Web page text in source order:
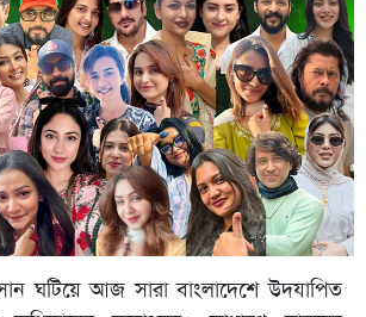
ঘটিয়ে আজ সারা বাংলাদেশে উদযাপিত